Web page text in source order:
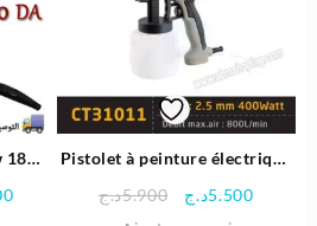
18V
Le
Pistolet à peinture électrique
5.900د.ج
Le
5.500د.ج
Le